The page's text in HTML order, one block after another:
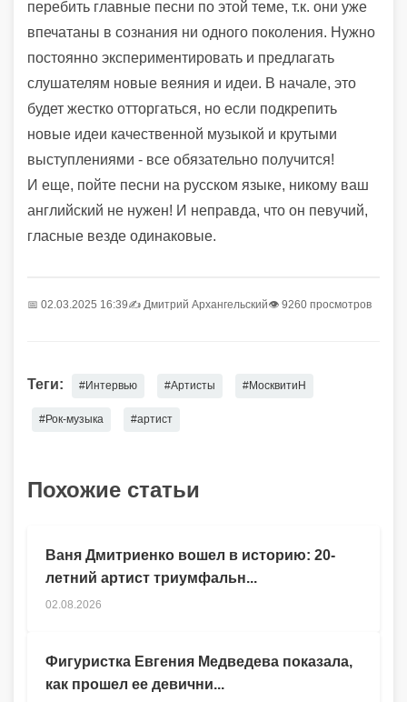
перебить главные песни по этой теме, т.к. они уже
впечатаны в сознания ни одного поколения. Нужно
постоянно экспериментировать и предлагать
слушателям новые веяния и идеи. В начале, это
будет жестко отторгаться, но если подкрепить
новые идеи качественной музыкой и крутыми
выступлениями - все обязательно получится!
И еще, пойте песни на русском языке, никому ваш
английский не нужен! И неправда, что он певучий,
гласные везде одинаковые.
📅 02.03.2025 16:39✍️ Дмитрий Архангельский👁 9260 просмотров
Теги: #Интервью #Артисты #МосквитиН
#Рок-музыка #артист
Похожие статьи
Ваня Дмитриенко вошел в историю: 20-
летний артист триумфальн...
02.08.2026
Фигуристка Евгения Медведева показала,
как прошел ее девични...